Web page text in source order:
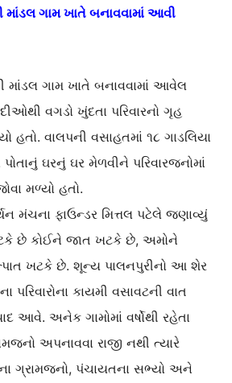
માંડલ ગામ ખાતે બનાવવામાં આવી
માંડલ ગામ ખાતે બનાવવામાં આવેલ
વગડો ખુંદતા પરિવારનો ગૃહ
હતો. વાલપની વસાહતમાં ૧૮ ગાડલિયા
ઘરનું ઘર મેળવીને પરિવારજનોમાં
મળ્યો હતો.
મંચના ફાઉન્ડર મિત્તલ પટેલે જણાવ્યું
છે કોઈને જાત ખટકે છે, અમોને
ખટકે છે. શૂન્ય પાલનપુરીનો આ શેર
પરિવારોના કાયમી વસાવટની વાત
આવે. અનેક ગામોમાં વર્ષોથી રહેતા
અપનાવવા રાજી નથી ત્યારે
ગ્રામજનો, પંચાયતના સભ્યો અને